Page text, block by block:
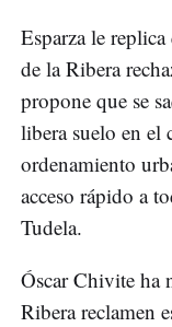
Esparza le
de la Ribera
propone que se
libera suelo en el
ordenamiento
acceso rápido a
Tudela.
Óscar Chivite ha
Ribera reclamen